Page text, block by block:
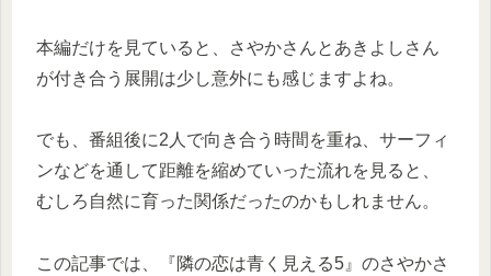
本編だけを見ていると、さやかさんとあきよしさん
が付き合う展開は少し意外にも感じますよね。
でも、番組後に2人で向き合う時間を重ね、サーフィ
ンなどを通して距離を縮めていった流れを見ると、
むしろ自然に育った関係だったのかもしれません。
この記事では、『隣の恋は青く見える5』のさやかさ